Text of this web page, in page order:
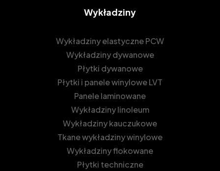
Wykładziny
Wykładziny elastyczne PCW
Wykładziny dywanowe
Płytki dywanowe
Płytki i panele winylowe LVT
Panele laminowane
Wykładziny linoleum
Wykładziny kauczukowe
Tkane wykładziny winylowe
Wykładziny flokowane
Płytki techniczne